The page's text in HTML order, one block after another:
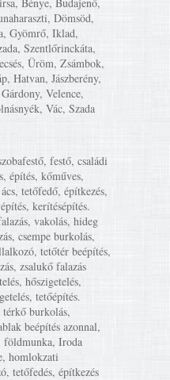
Dömsöd,
Gyömrő, Iklad,
Szentlőrinckáta,
Üröm, Zsámbok,
Hatvan, Jászberény,
Velence,
Vác, Szada
festő, családi
építés, kőműves,
tetőfedő, építkezés,
kerítésépítés.
vakolás, hideg
csempe burkolás,
tetőtér beépítés,
zsalukő falazás
hőszigetelés,
tetőépítés.
burkolás,
beépítés azonnal,
földmunka, Iroda
homlokzati
tetőfedés, építkezés